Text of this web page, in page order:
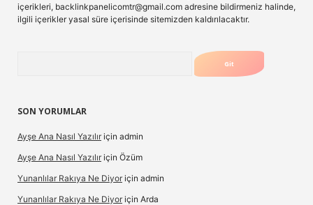
içerikleri, backlinkpanelicomtr@gmail.com adresine bildirmeniz halinde,
ilgili içerikler yasal süre içerisinde sitemizden kaldırılacaktır.
SON YORUMLAR
Ayşe Ana Nasıl Yazılır için admin
Ayşe Ana Nasıl Yazılır için Özüm
Yunanlılar Rakıya Ne Diyor için admin
Yunanlılar Rakıya Ne Diyor için Arda